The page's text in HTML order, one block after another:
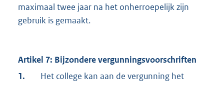
maximaal twee jaar na het onherroepelijk zijn
gebruik is gemaakt.
Artikel 7: Bijzondere vergunningsvoorschriften
1.
Het college kan aan de vergunning het